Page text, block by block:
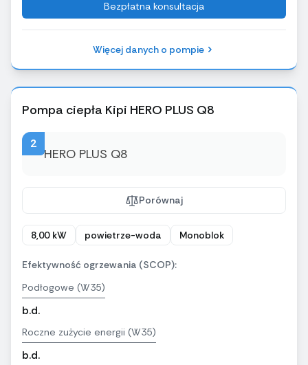
Bezpłatna konsultacja
Więcej danych o pompie
Pompa ciepła Kipi HERO PLUS Q8
2
Porównaj
8,00 kW powietrze-woda Monoblok
Efektywność ogrzewania (SCOP):
Podłogowe (W35)
b.d.
Roczne zużycie energii (W35)
b.d.